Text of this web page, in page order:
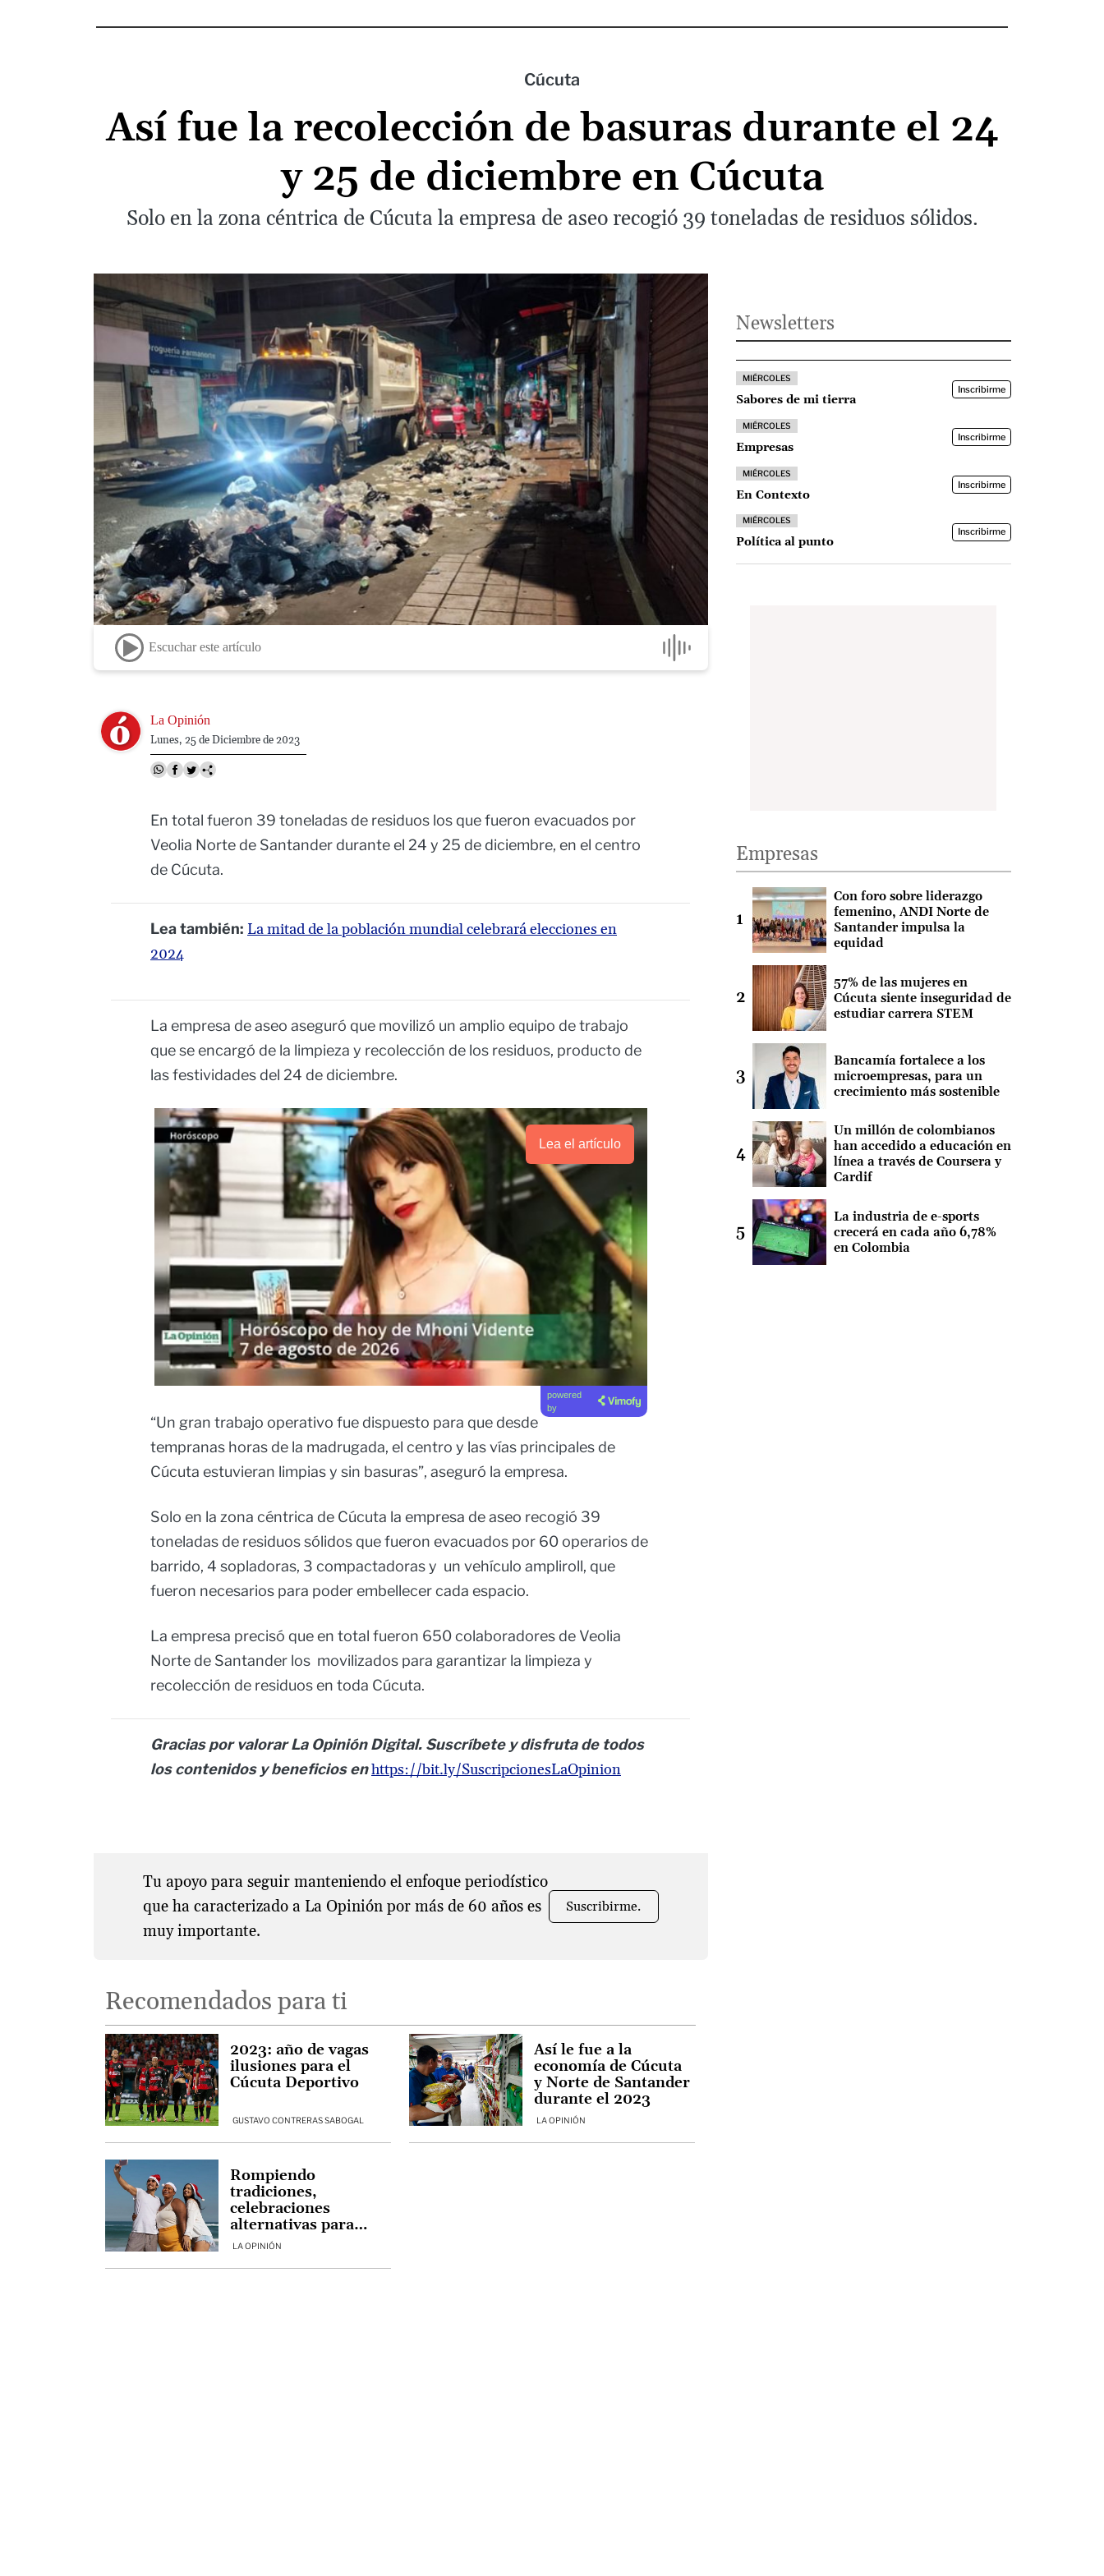
Cúcuta
Así fue la recolección de basuras durante el 24
y 25 de diciembre en Cúcuta
Solo en la zona céntrica de Cúcuta la empresa de aseo recogió 39 toneladas de residuos sólidos.
Escuchar este artículo
Image La Opinión
Lunes, 25 de Diciembre de 2023
En total fueron 39 toneladas de residuos los que fueron evacuados por
Veolia Norte de Santander durante el 24 y 25 de diciembre, en el centro
de Cúcuta.
Lea también: La mitad de la población mundial celebrará elecciones en
2024
La empresa de aseo aseguró que movilizó un amplio equipo de trabajo
que se encargó de la limpieza y recolección de los residuos, producto de
las festividades del 24 de diciembre.
Lea el artículo
powered
by
“Un gran trabajo operativo fue dispuesto para que desde
tempranas horas de la madrugada, el centro y las vías principales de
Cúcuta estuvieran limpias y sin basuras”, aseguró la empresa.
Solo en la zona céntrica de Cúcuta la empresa de aseo recogió 39
toneladas de residuos sólidos que fueron evacuados por 60 operarios de
barrido, 4 sopladoras, 3 compactadoras y un vehículo ampliroll, que
fueron necesarios para poder embellecer cada espacio.
La empresa precisó que en total fueron 650 colaboradores de Veolia
Norte de Santander los movilizados para garantizar la limpieza y
recolección de residuos en toda Cúcuta.
Gracias por valorar La Opinión Digital. Suscríbete y disfruta de todos
los contenidos y beneficios enhttps://bit.ly/SuscripcionesLaOpinion
Tu apoyo para seguir manteniendo el enfoque periodístico
que ha caracterizado a La Opinión por más de 60 años es
muy importante.
Suscribirme.
Recomendados para ti
GUSTAVO CONTRERAS SABOGAL
2023: año de vagas
ilusiones para el
Cúcuta Deportivo
LA OPINIÓN
Así le fue a la
economía de Cúcuta
y Norte de Santander
durante el 2023
LA OPINIÓN
Rompiendo
tradiciones,
celebraciones
alternativas para
recibir el Año Nuevo
Newsletters
MIÉRCOLES
Sabores de mi tierra
Inscribirme
MIÉRCOLES
Empresas
Inscribirme
MIÉRCOLES
En Contexto
Inscribirme
MIÉRCOLES
Política al punto
Inscribirme
Empresas
Con foro sobre liderazgo
femenino, ANDI Norte de
Santander impulsa la
equidad
57% de las mujeres en
Cúcuta siente inseguridad de
estudiar carrera STEM
Bancamía fortalece a los
microempresas, para un
crecimiento más sostenible
Un millón de colombianos
han accedido a educación en
línea a través de Coursera y
Cardif
La industria de e-sports
crecerá en cada año 6,78%
en Colombia